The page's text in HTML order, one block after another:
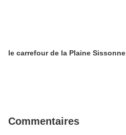
le carrefour de la Plaine Sissonne
Commentaires